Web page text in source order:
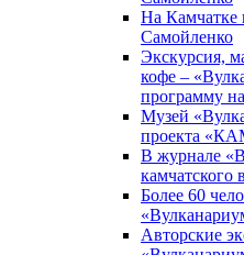
На Камчатке
Самойленко
Экскурсия,
кофе –
программу
Музей
проекта
В журнале
камчатского
Более 60
Авторские